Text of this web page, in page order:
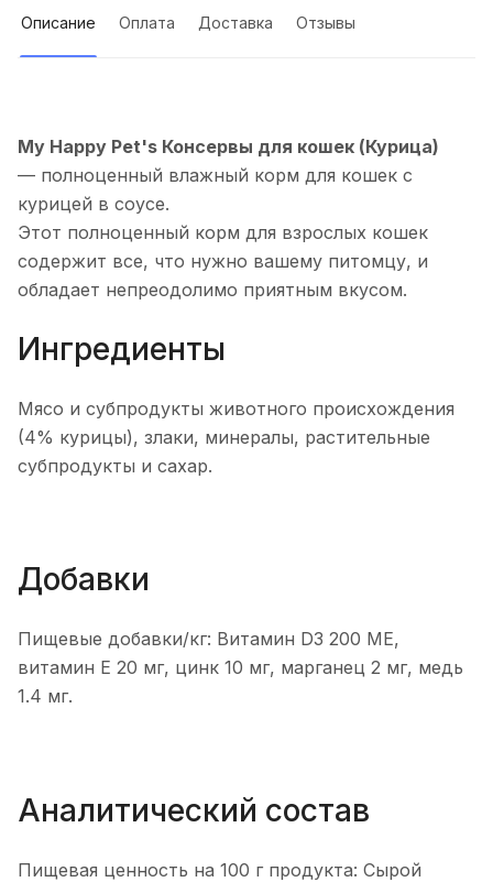
Описание Оплата Доставка Отзывы
My Happy Pet's Консервы для кошек (Курица)
— полноценный влажный корм для кошек с
курицей в соусе.
Этот полноценный корм для взрослых кошек
содержит все, что нужно вашему питомцу, и
обладает непреодолимо приятным вкусом.
Ингредиенты
Мясо и субпродукты животного происхождения
(4% курицы), злаки, минералы, растительные
субпродукты и сахар.
Добавки
Пищевые добавки/кг: Витамин D3 200 МЕ,
витамин Е 20 мг, цинк 10 мг, марганец 2 мг, медь
1.4 мг.
Аналитический состав
Пищевая ценность на 100 г продукта: Сырой